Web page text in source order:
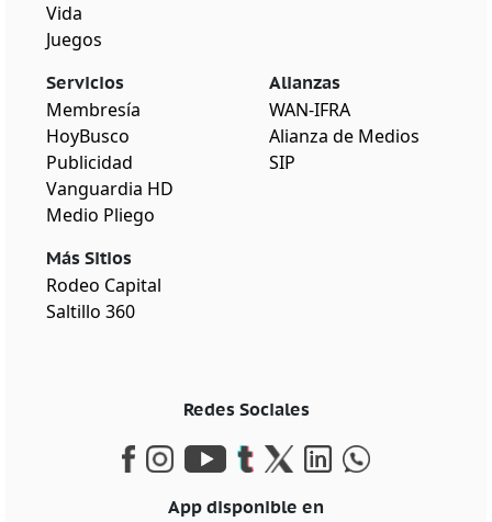
Vida
Juegos
Servicios
Membresía
HoyBusco
Publicidad
Vanguardia HD
Medio Pliego
Más Sitios
Rodeo Capital
Saltillo 360
Alianzas
WAN-IFRA
Alianza de Medios
SIP
Redes Sociales
App disponible en